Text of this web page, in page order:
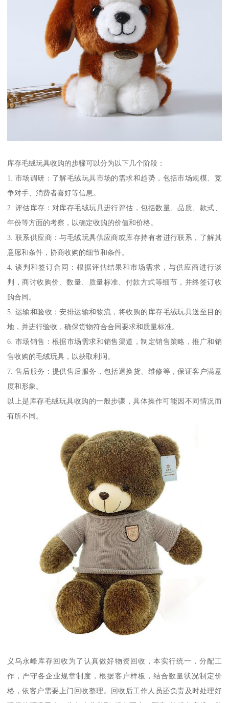
库存毛绒玩具收购的步骤可以分为以下几个阶段：
1. 市场调研：了解毛绒玩具市场的需求和趋势，包括市场规模、竞
争对手、消费者喜好等信息。
2. 评估库存：对库存毛绒玩具进行评估，包括数量、品质、款式、
年份等方面的考察，以确定收购的价值和价格。
3. 联系供应商：与毛绒玩具供应商或库存持有者进行联系，了解其
意愿和条件，协商收购的细节和条件。
4. 谈判和签订合同：根据评估结果和市场需求，与供应商进行谈
判，商讨收购价、数量、质量标准、付款方式等细节，并终签订收
购合同。
5. 运输和验收：安排运输和物流，将收购的库存毛绒玩具送至目的
地，并进行验收，确保货物符合合同要求和质量标准。
6. 市场销售：根据市场需求和销售渠道，制定销售策略，推广和销
售收购的毛绒玩具，以获取利润。
7. 售后服务：提供售后服务，包括退换货、维修等，保证客户满意
度和形象。
以上是库存毛绒玩具收购的一般步骤，具体操作可能因不同情况而
有所不同。
义乌永峰库存回收为了认真做好物资回收，本实行统一，分配工
作，严守各企业规章制度，根据客户样板，结合数量状况制定价
格，依客户需要上门回收整理。回收后工作人员还负责及时处理好